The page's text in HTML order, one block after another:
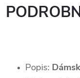
Popis: